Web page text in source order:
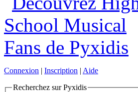
Connexion | Inscription | Aide
Recherchez sur Pyxidis